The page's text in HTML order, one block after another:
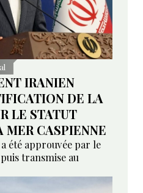
IRANIEN
DE LA
LE STATUT
MER CASPIENNE
été approuvée par le
transmise au